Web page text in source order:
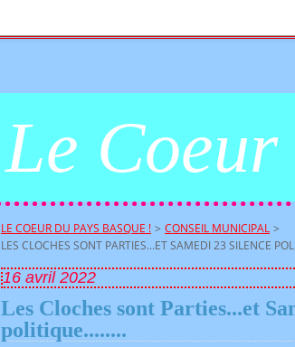
Le Coeur
LE COEUR DU PAYS BASQUE ! > CONSEIL MUNICIPAL >
LES CLOCHES SONT PARTIES...ET SAMEDI 23 SILENCE
16 avril 2022
Les Cloches sont Parties...et
politique........